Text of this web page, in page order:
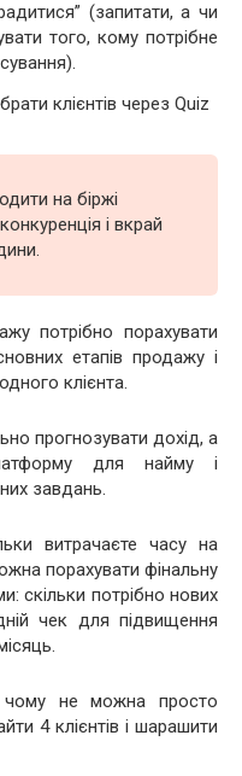
(запитати, а чи
того, кому потрібне
клієнтів через Quiz
на біржі
і вкрай
потрібно порахувати
етапів продажу і
клієнта.
прогнозувати дохід, а
для найму і
завдань.
витрачаєте часу на
порахувати фінальну
скільки потрібно нових
чек для підвищення
чому не можна просто
4 клієнтів і шарашити